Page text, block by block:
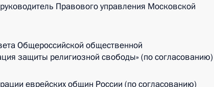
Правового управления Московской
Общероссийской общественной
защиты религиозной свободы» (по согласованию)
еврейских общин России (по согласованию)